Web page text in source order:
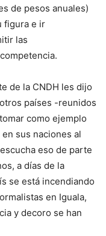
de pesos anuales)
figura e ir
las
de la CNDH les dijo
países -reunidos
como ejemplo
sus naciones al
eso de parte
a días de la
se está incendiando
en Iguala,
y decoro se han